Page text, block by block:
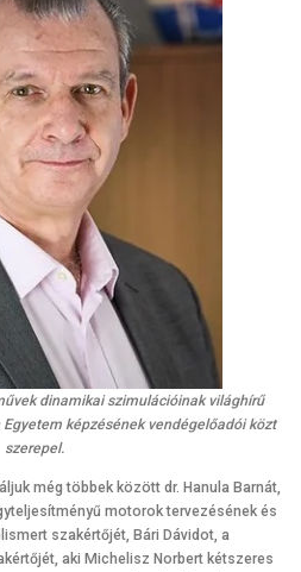
dinamikai szimulációinak világhírű
képzésének vendégelőadói közt
szerepel.
még többek között dr. Hanula Barnát,
motorok tervezésének és
szakértőjét, Bári Dávidot, a
aki Michelisz Norbert kétszeres